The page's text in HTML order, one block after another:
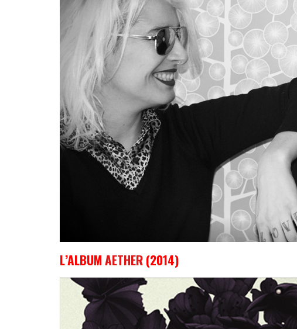
L’ALBUMAETHER(2014)